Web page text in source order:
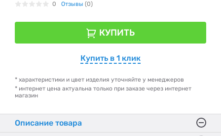
0 Отзывы (0)
КУПИТЬ
Купить в 1 клик
* характеристики и цвет изделия уточняйте у менеджеров
* интернет цена актуальна только при заказе через интернет
магазин
Описание товара